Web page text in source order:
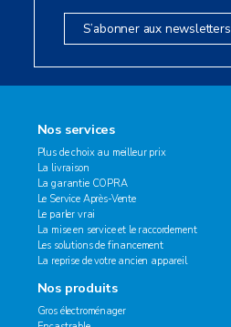
S’abonner aux newsletters
Nos services
Plus de choix au meilleur prix
La livraison
La garantie COPRA
Le Service Après-Vente
Le parler vrai
La mise en service et le raccordement
Les solutions de financement
La reprise de votre ancien appareil
Nos produits
Gros électroménager